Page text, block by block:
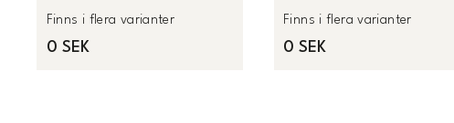
Finns i flera varianter
0 SEK
Finns i flera varianter
0 SEK